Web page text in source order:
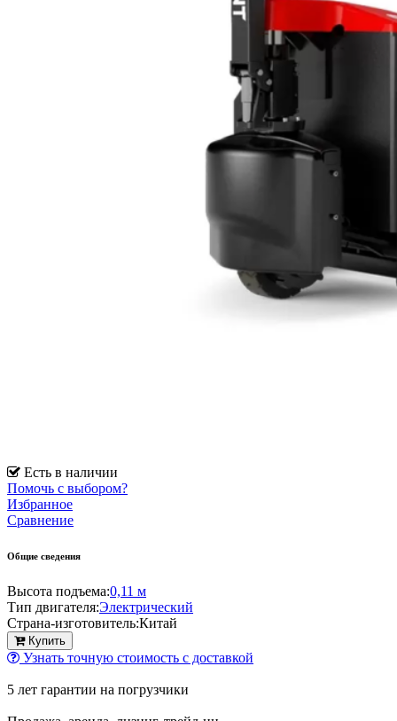
Есть в наличии
Помочь с выбором?
Избранное
Сравнение
Общие сведения
Высота подъема:0,11 м
Тип двигателя:Электрический
Страна-изготовитель:Китай
Купить
Узнать точную стоимость с доставкой
5 лет гарантии на погрузчики